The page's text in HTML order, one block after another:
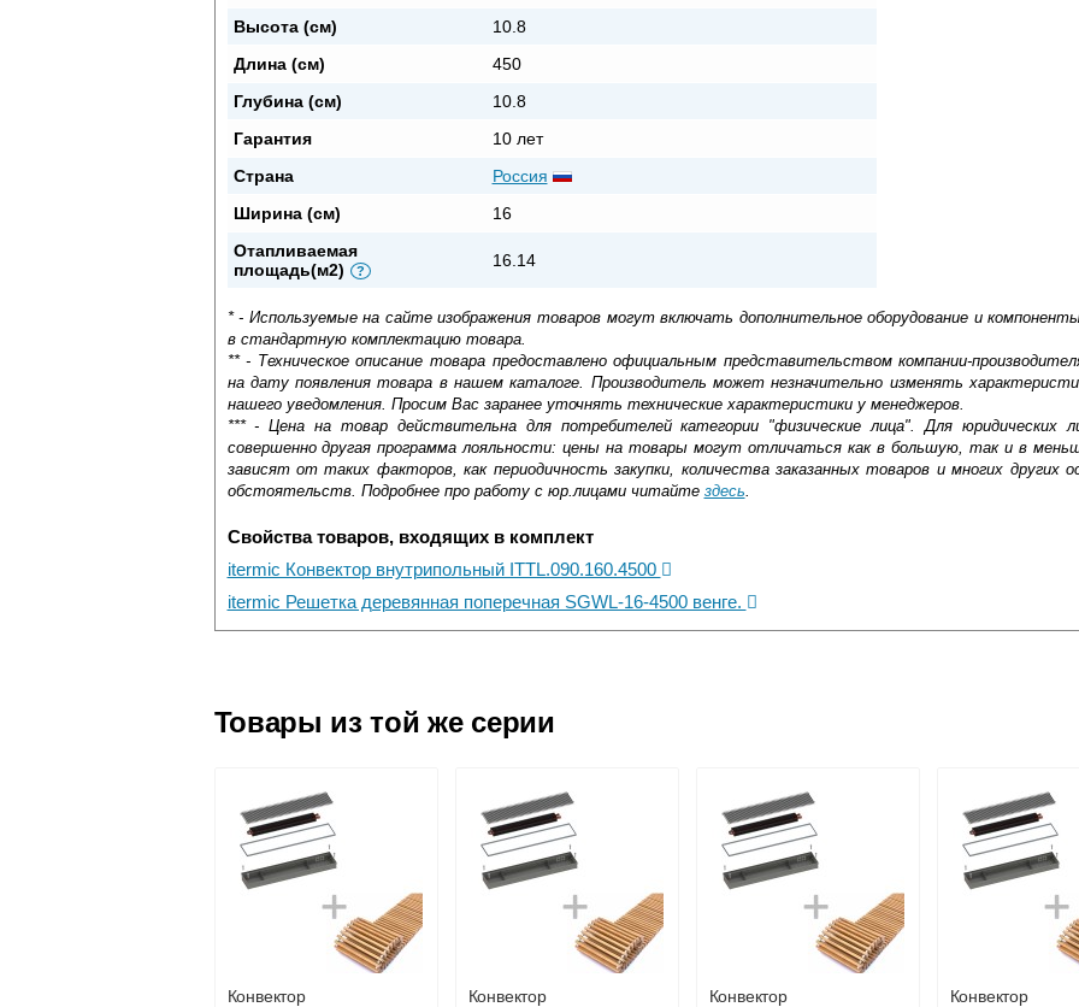
Высота (см)
10.8
Длина (см)
450
Глубина (см)
10.8
Гарантия
10 лет
Страна
Россия
Ширина (см)
16
Отапливаемая
площадь(м2)
?
16.14
* - Используемые на сайте изображения товаров могут включать дополнительное оборудование и
в стандартную комплектацию товара.
** - Техническое описание товара предоставлено официальным представительством компании-
на дату появления товара в нашем каталоге. Производитель может незначительно изменять
нашего уведомления. Просим Вас заранее уточнять технические характеристики у менеджеров.
*** - Цена на товар действительна для потребителей категории "физические лица". Для юридических
совершенно другая программа лояльности: цены на товары могут отличаться как в большую, так и в
зависят от таких факторов, как периодичность закупки, количества заказанных товаров и многих других
обстоятельств. Подробнее про работу с юр.лицами читайте здесь
Свойства товаров, входящих в комплект
itermic Конвектор внутрипольный ITTL.090.160.4500
itermic Решетка деревянная поперечная SGWL-16-4500 венге.
Доставка сантехники по Москве и Московской области
Подъем на этаж.
до подъезда
услуга платная
возможность
Возможные способы оплаты:
Интернет-деньгами (Yandex-деньги, Web-money, Qiwi-кошельки и другие).
Безналичный расчёт (возможно и с НДС)
Товары из той же серии
Конвектор
Конвектор
Конвектор
Конвектор